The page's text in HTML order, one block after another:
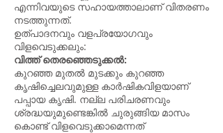
എന്നിവയുടെ സഹായത്താലാണ് വിതരണം
നടത്തുന്നത്.
ഉത്പാദനവും വളപ്രയോഗവും
വിളവെടുക്കലും:
വിത്ത് തെരഞ്ഞെടുക്കൽ:
കുറഞ്ഞ മുതൽ മുടക്കും കുറഞ്ഞ
കൃഷിച്ചെലവുമുള്ള കാർഷികവിളയാണ്
പപ്പായ കൃഷി. നല്ല പരിചരണവും
ശ്രദ്ധയുമുണ്ടെങ്കിൽ ചുരുങ്ങിയ മാസം
കൊണ്ട് വിളവെടുക്കാമെന്നത്